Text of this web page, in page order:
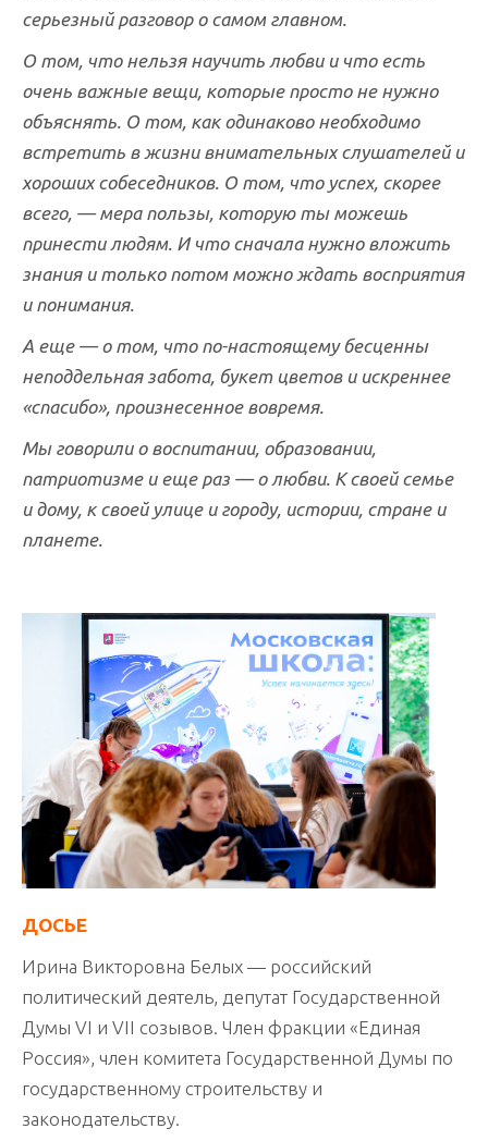
мыслить
языке!»
серьезный разговор о самом главном.
О том, что нельзя научить любви и что есть
очень важные вещи, которые просто не нужно
объяснять. О том, как одинаково необходимо
встретить в жизни внимательных слушателей и
хороших собеседников. О том, что успех, скорее
всего, — мера пользы, которую ты можешь
принести людям. И что сначала нужно вложить
знания и только потом можно ждать восприятия
и понимания.
А еще — о том, что по-настоящему бесценны
неподдельная забота, букет цветов и искреннее
«спасибо», произнесенное вовремя.
Мы говорили о воспитании, образовании,
патриотизме и еще раз — о любви. К своей семье
и дому, к своей улице и городу, истории, стране и
планете.
ДОСЬЕ
Ирина Викторовна Белых — российский
политический деятель, депутат Государственной
Думы VI и VII созывов. Член фракции «Единая
Россия», член комитета Государственной Думы по
государственному строительству и
законодательству.